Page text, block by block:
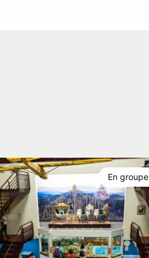
En groupe